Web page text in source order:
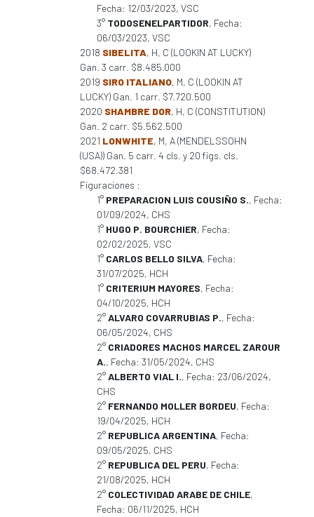
Fecha: 12/03/2023, VSC
3° TODOSENELPARTIDOR, Fecha:
06/03/2023, VSC
2018 SIBELITA, H, C (LOOKIN AT LUCKY)
Gan. 3 carr. $8.485.000
2019 SIRO ITALIANO, M, C (LOOKIN AT
LUCKY) Gan. 1 carr. $7.720.500
2020 SHAMBRE DOR, H, C (CONSTITUTION)
Gan. 2 carr. $5.562.500
2021 LONWHITE, M, A (MENDELSSOHN
(USA)) Gan. 5 carr. 4 cls. y 20 figs. cls.
$68.472.381
Figuraciones :
1° PREPARACION LUIS COUSIÑO S., Fecha:
01/09/2024, CHS
1° HUGO P. BOURCHIER, Fecha:
02/02/2025, VSC
1° CARLOS BELLO SILVA, Fecha:
31/07/2025, HCH
1° CRITERIUM MAYORES, Fecha:
04/10/2025, HCH
2°ALVARO COVARRUBIAS P., Fecha:
06/05/2024, CHS
2° CRIADORES MACHOS MARCEL ZAROUR
A., Fecha: 31/05/2024, CHS
2°ALBERTO VIAL I., Fecha: 23/06/2024,
CHS
2° FERNANDO MOLLER BORDEU, Fecha:
19/04/2025, HCH
2° REPUBLICA ARGENTINA, Fecha:
09/05/2025, CHS
2° REPUBLICA DEL PERU, Fecha:
21/08/2025, HCH
2° COLECTIVIDAD ARABE DE CHILE,
Fecha: 06/11/2025, HCH